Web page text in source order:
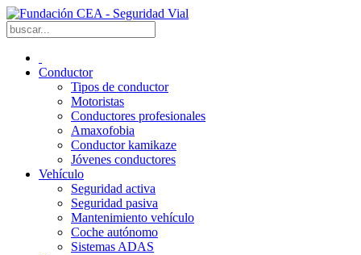
Conductor
Tipos de conductor
Motoristas
Conductores profesionales
Amaxofobia
Conductor kamikaze
Jóvenes conductores
Vehículo
Seguridad activa
Seguridad pasiva
Mantenimiento vehículo
Coche autónomo
Sistemas ADAS